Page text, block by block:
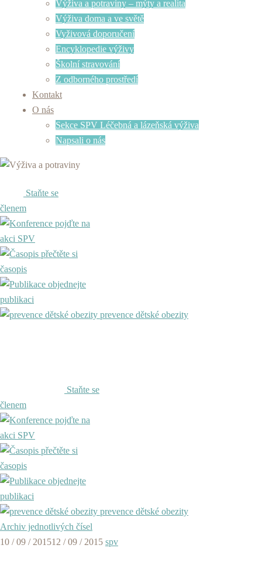
Výživa a potraviny – mýty a realita
Výživa doma a ve světě
Vyživová doporučení
Encyklopedie výživy
Školní stravování
Z odborného prostředí
Kontakt
O nás
Sekce SPV Léčebná a lázeňská výživa
Napsali o nás
Staňte se
členem
pojďte na
akci SPV
přečtěte si
časopis
objednejte
publikaci
prevence dětské obezity
Staňte se
členem
pojďte na
akci SPV
přečtěte si
časopis
objednejte
publikaci
prevence dětské obezity
Archiv jednotlivých čísel
10 / 09 / 201512 / 09 / 2015 spv